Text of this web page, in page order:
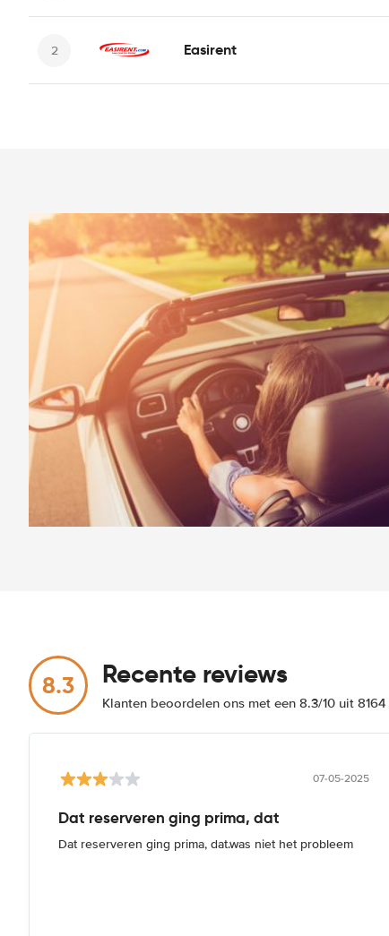
Easirent
8.3 Recente reviews
Klanten beoordelen ons met een 8.3/10 uit
07-05-2025
Dat reserveren ging prima, dat
Dat reserveren ging prima, dat.was niet het probleem